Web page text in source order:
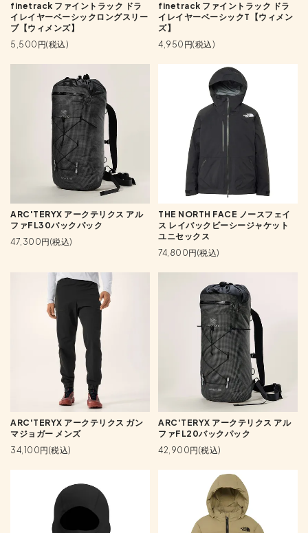
finetrack ファイントラック ドラ
イレイヤーベーシックロングスリー
ブ【ウィメンズ】
5,500円(税込)
finetrack ファイントラック ドラ
イレイヤーベーシックT【ウィメン
ズ】
4,950円(税込)
ARC'TERYX アークテリクス アル
ファFL30バックパック
47,300円(税込)
THE NORTH FACE ノースフェイ
ス レイバックビーシージャケット
ユニセックス
74,800円(税込)
ARC'TERYX アークテリクス ガン
マジョガー メンズ
34,100円(税込)
ARC'TERYX アークテリクス アル
ファFL20バックパック
42,900円(税込)